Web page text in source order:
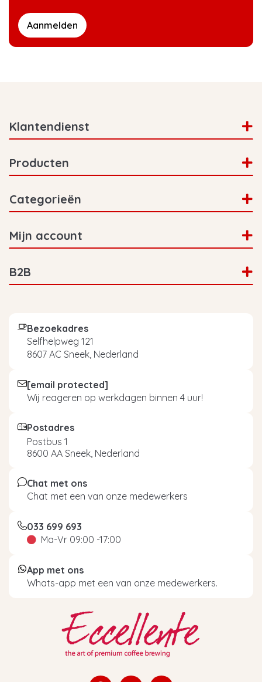
Aanmelden
Klantendienst
Producten
Categorieën
Mijn account
B2B
Bezoekadres
Selfhelpweg 121
8607 AC Sneek, Nederland
[email protected]
Wij reageren op werkdagen binnen 4 uur!
Postadres
Postbus 1
8600 AA Sneek, Nederland
Chat met ons
Chat met een van onze medewerkers
033 699 693
Ma-Vr 09:00 -17:00
App met ons
Whats-app met een van onze medewerkers.